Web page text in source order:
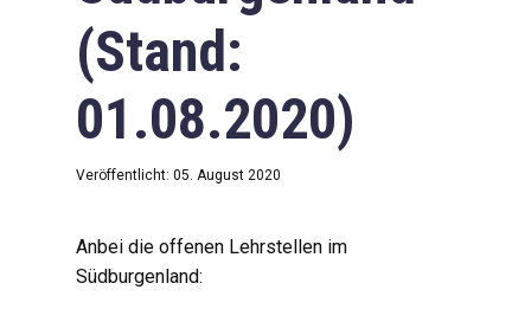
(Stand:
01.08.2020)
Veröffentlicht: 05. August 2020
Anbei die offenen Lehrstellen im
Südburgenland: